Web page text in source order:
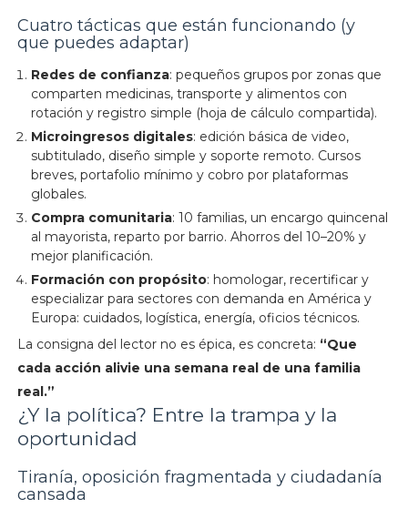
Cuatro tácticas que están funcionando (y
que puedes adaptar)
Redes de confianza: pequeños grupos por zonas que
comparten medicinas, transporte y alimentos con
rotación y registro simple (hoja de cálculo compartida).
Microingresos digitales: edición básica de video,
subtitulado, diseño simple y soporte remoto. Cursos
breves, portafolio mínimo y cobro por plataformas
globales.
Compra comunitaria: 10 familias, un encargo quincenal
al mayorista, reparto por barrio. Ahorros del 10–20% y
mejor planificación.
Formación con propósito: homologar, recertificar y
especializar para sectores con demanda en América y
Europa: cuidados, logística, energía, oficios técnicos.
La consigna del lector no es épica, es concreta: “Que
cada acción alivie una semana real de una familia
real.”
¿Y la política? Entre la trampa y la
oportunidad
Tiranía, oposición fragmentada y ciudadanía
cansada